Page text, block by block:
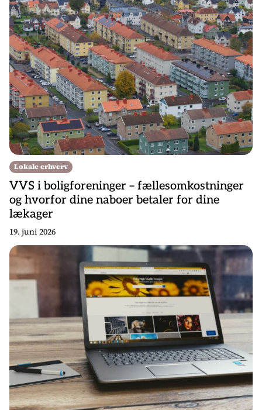
Lokale erhverv
VVS i boligforeninger – fællesomkostninger
og hvorfor dine naboer betaler for dine
lækager
19. juni 2026